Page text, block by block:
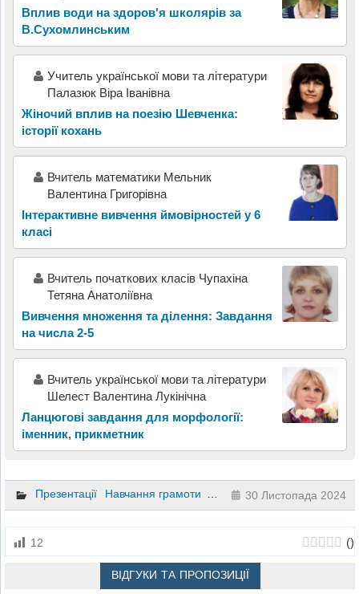
Вплив води на здоров'я школярів за
В.Сухомлинським
Учитель української мови та літератури
Палазюк Віра Іванівна
Жіночий вплив на поезію Шевченка:
історії кохань
Вчитель математики Мельник
Валентина Григорівна
Інтерактивне вивчення ймовірностей у 6
класі
Вчитель початкових класів Чупахіна
Тетяна Анатоліївна
Вивчення множення та ділення: Завдання
на числа 2-5
Вчитель української мови та літератури
Шелест Валентина Лукінічна
Ланцюгові завдання для морфології:
іменник, прикметник
Презентації Навчання грамоти 1 клас 30 Листопада 2024
12 ()
ВІДГУКИ ТА ПРОПОЗИЦІЇ